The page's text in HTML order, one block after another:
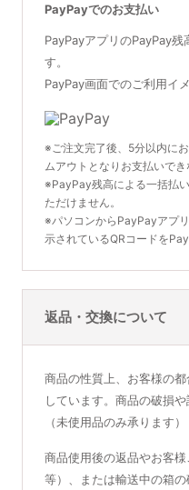
PayPayでのお支払い
PayPayアプリのPayPay
す。
PayPay画面でのご利用イ
※ご注文完了後、5分以内に
ムアウトとなりお支払いでき
※PayPay残高による一括払
ただけません。
※パソコンからPayPayアプ
示されているQRコードを
返品・交換について
商品の性質上、お客様の
しています。商品の破損
（未使用品のみ承ります）
商品使用後の返品やお客
等）、または輸送中の箱